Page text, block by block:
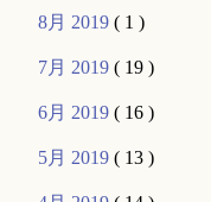
8月 2019( 1 )
7月 2019( 19 )
6月 2019( 16 )
5月 2019( 13 )